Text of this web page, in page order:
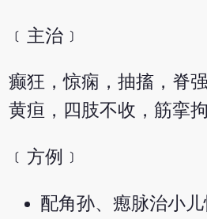
﹝主治﹞
癫狂，惊痫，抽搐，脊
黄疸，四肢不收，筋挛拘
﹝方例﹞
配角孙、瘛脉治小